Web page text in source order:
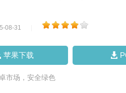
08-31
苹果下载
市场，安全绿色